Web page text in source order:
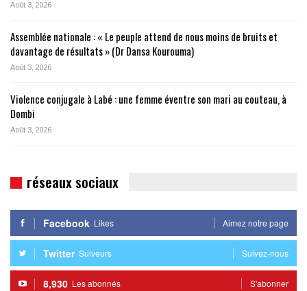
Août 3, 2026
Assemblée nationale : « Le peuple attend de nous moins de bruits et
davantage de résultats » (Dr Dansa Kourouma)
Août 3, 2026
Violence conjugale à Labé : une femme éventre son mari au couteau, à
Dombi
Août 3, 2026
réseaux sociaux
Facebook Likes Aimez notre page
Twitter Suiveurs Suivez-nous
8,930 Les abonnés S'abonner